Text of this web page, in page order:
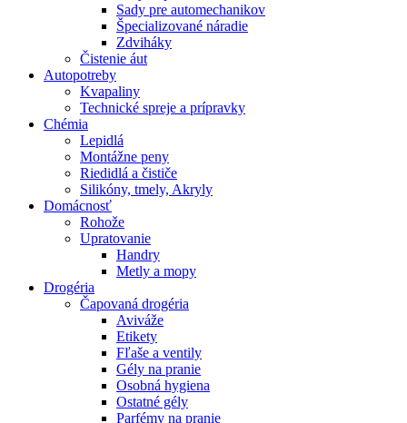
Sady pre automechanikov
Špecializované náradie
Zdviháky
Čistenie áut
Autopotreby
Kvapaliny
Technické spreje a prípravky
Chémia
Lepidlá
Montážne peny
Riedidlá a čističe
Silikóny, tmely, Akryly
Domácnosť
Rohože
Upratovanie
Handry
Metly a mopy
Drogéria
Čapovaná drogéria
Aviváže
Etikety
Fľaše a ventily
Gély na pranie
Osobná hygiena
Ostatné gély
Parfémy na pranie